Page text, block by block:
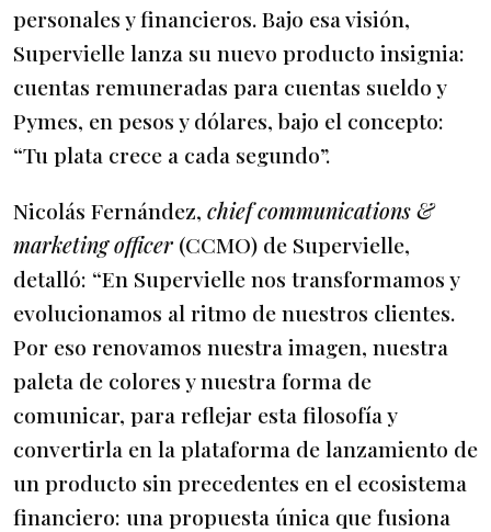
personales y financieros. Bajo esa visión,
Supervielle lanza su nuevo producto insignia:
cuentas remuneradas para cuentas sueldo y
Pymes, en pesos y dólares, bajo el concepto:
“Tu plata crece a cada segundo”.
Nicolás Fernández, chief communications &
marketing officer (CCMO) de Supervielle,
detalló: “En Supervielle nos transformamos y
evolucionamos al ritmo de nuestros clientes.
Por eso renovamos nuestra imagen, nuestra
paleta de colores y nuestra forma de
comunicar, para reflejar esta filosofía y
convertirla en la plataforma de lanzamiento de
un producto sin precedentes en el ecosistema
financiero: una propuesta única que fusiona